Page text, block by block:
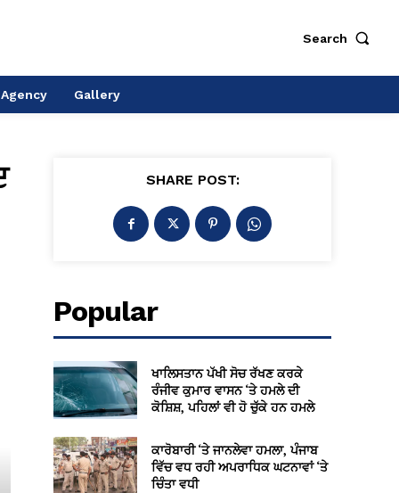
Search
Gallery
SHARE POST:
Popular
ਖਾਲਿਸਤਾਨ ਪੱਖੀ ਸੋਚ ਰੱਖਣ ਕਰਕੇ
ਰੰਜੀਵ ਕੁਮਾਰ ਵਾਸਨ ‘ਤੇ ਹਮਲੇ ਦੀ
ਕੋਸ਼ਿਸ਼, ਪਹਿਲਾਂ ਵੀ ਹੋ ਚੁੱਕੇ ਹਨ ਹਮਲੇ
ਕਾਰੋਬਾਰੀ ‘ਤੇ ਜਾਨਲੇਵਾ ਹਮਲਾ, ਪੰਜਾਬ
ਵਿੱਚ ਵਧ ਰਹੀ ਅਪਰਾਧਿਕ ਘਟਨਾਵਾਂ ‘ਤੇ
ਚਿੰਤਾ ਵਧੀ